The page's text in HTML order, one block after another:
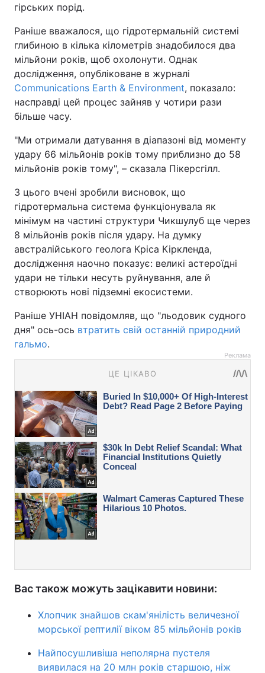
гірських порід.
Раніше вважалося, що гідротермальній системі
глибиною в кілька кілометрів знадобилося два
мільйони років, щоб охолонути. Однак
дослідження, опубліковане в журналі
Communications Earth & Environment, показало:
насправді цей процес зайняв у чотири рази
більше часу.
"Ми отримали датування в діапазоні від моменту
удару 66 мільйонів років тому приблизно до 58
мільйонів років тому", – сказала Пікерсгілл.
З цього вчені зробили висновок, що
гідротермальна система функціонувала як
мінімум на частині структури Чикшулуб ще через
8 мільйонів років після удару. На думку
австралійського геолога Кріса Кіркленда,
дослідження наочно показує: великі астероїдні
удари не тільки несуть руйнування, але й
створюють нові підземні екосистеми.
Раніше УНІАН повідомляв, що "льодовик судного
дня" ось-ось втратить свій останній природний
гальмо.
Реклама
Вас також можуть зацікавити новини:
Хлопчик знайшов скам'янілість величезної
морської рептилії віком 85 мільйонів років
Найпосушливіша неполярна пустеля
виявилася на 20 млн років старшою, ніж